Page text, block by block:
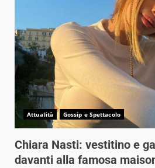
Attualità Gossip e Spettacolo
Chiara Nasti: vestitino e
davanti alla famosa